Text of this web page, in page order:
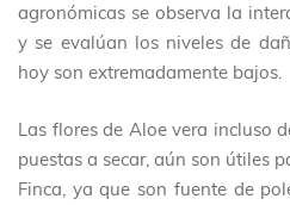
agronómicas se observa la
y se evalúan los niveles de
hoy son extremadamente bajos.
Las flores de Aloe vera incluso
puestas a secar, aún son útiles
Finca, ya que son fuente de